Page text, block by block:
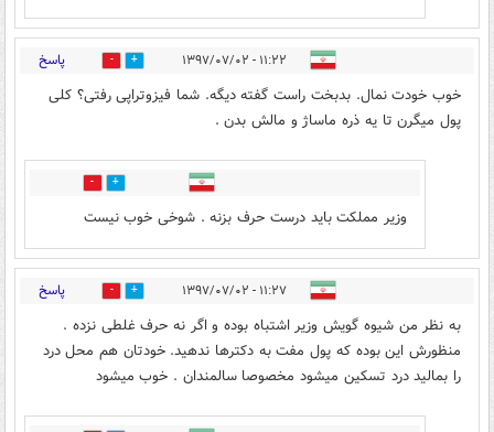
۱۱:۲۲ - ۱۳۹۷/۰۷/۰۲ 10 پاسخ
خوب خودت نمال. بدبخت راست گفته دیگه. شما فیزوتراپی رفتی؟ کلی
پول میگرن تا یه ذره ماساژ و مالش بدن .
66
وزیر مملکت باید درست حرف بزنه . شوخی خوب نیست
۱۱:۲۷ - ۱۳۹۷/۰۷/۰۲ 16 پاسخ
به نظر من شیوه گویش وزیر اشتباه بوده و اگر نه حرف غلطی نزده .
منظورش این بوده که پول مفت به دکترها ندهید. خودتان هم محل درد
را بمالید درد تسکین میشود مخصوصا سالمندان . خوب میشود